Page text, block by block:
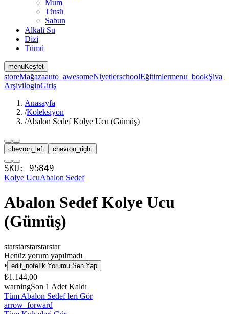
Mum
Tütsü
Sabun
Alkali Su
Dizi
Tümü
menuKeşfet
storeMağazaauto_awesomeNiyetlerschoolEğitimlermenu_bookŞiva
ArşiviloginGiriş
Anasayfa
/Koleksiyon
/Abalon Sedef Kolye Ucu (Gümüş)
chevron_left chevron_right
SKU: 95849
Kolye UcuAbalon Sedef
Abalon Sedef Kolye Ucu
(Gümüş)
starstarstarstarstar
Henüz yorum yapılmadı
• edit_note İlk Yorumu Sen Yap
₺1.144,00
warningSon 1 Adet Kaldı
Tüm Abalon Sedef leri Gör
arrow_forward